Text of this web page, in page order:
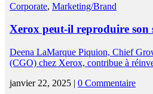
Corporate, Marketing/Brand
Xerox peut-il reproduire son
Deena LaMarque Piquion, Chief
(CGO) chez Xerox, contribue à
janvier 22, 2025 | 0 Commentaire